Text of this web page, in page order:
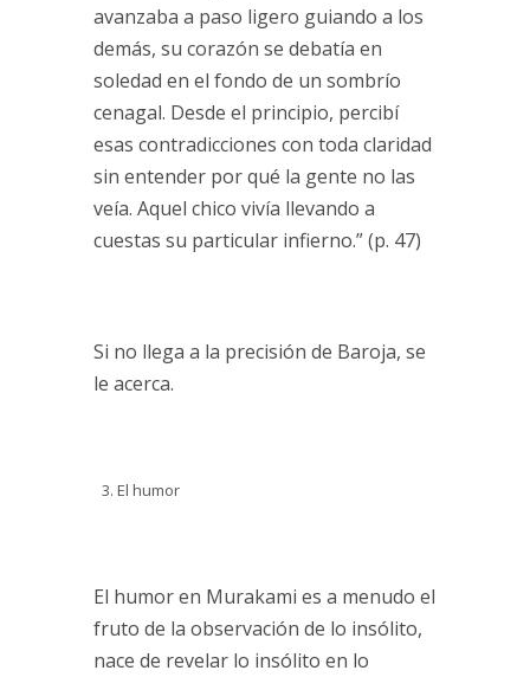
avanzaba a paso ligero guiando a los
demás, su corazón se debatía en
soledad en el fondo de un sombrío
cenagal. Desde el principio, percibí
esas contradicciones con toda claridad
sin entender por qué la gente no las
veía. Aquel chico vivía llevando a
cuestas su particular infierno.” (p. 47)
Si no llega a la precisión de Baroja, se
le acerca.
El humor
El humor en Murakami es a menudo el
fruto de la observación de lo insólito,
nace de revelar lo insólito en lo